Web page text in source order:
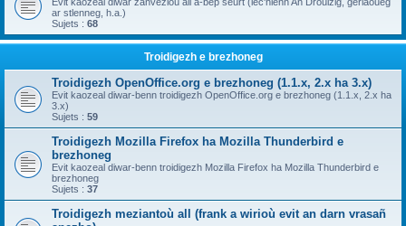
ar stlenneg, h.a.)
Sujets : 68
Troidigezh e brezhoneg
Troidigezh OpenOffice.org e brezhoneg (1.1.x, 2.x ha 3.x)
Evit kaozeal diwar-benn troidigezh OpenOffice.org e brezhoneg (1.1.x, 2.x ha
3.x)
Sujets : 59
Troidigezh Mozilla Firefox ha Mozilla Thunderbird e
brezhoneg
Evit kaozeal diwar-benn troidigezh Mozilla Firefox ha Mozilla Thunderbird e
brezhoneg
Sujets : 37
Troidigezh meziantoù all (frank a wirioù evit an darn vrasañ